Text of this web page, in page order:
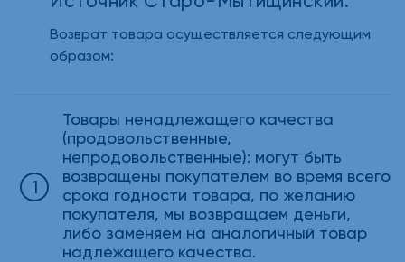
Возврат товара осуществляется следующим
образом:
Товары ненадлежащего качества
(продовольственные,
непродовольственные): могут быть
возвращены покупателем во время всего
срока годности товара, по желанию
покупателя, мы возвращаем деньги,
либо заменяем на аналогичный товар
надлежащего качества.